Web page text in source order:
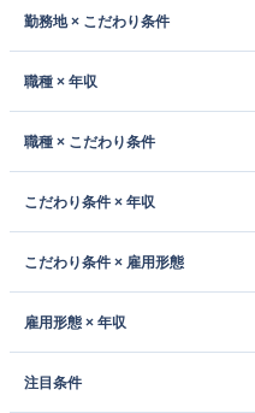
勤務地 × こだわり条件
職種 × 年収
職種 × こだわり条件
こだわり条件 × 年収
こだわり条件 × 雇用形態
雇用形態 × 年収
注目条件